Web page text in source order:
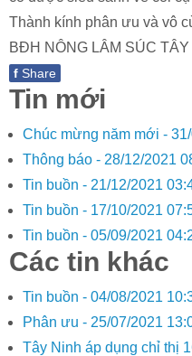
Thành kính phân ưu và vô
BĐH NÔNG LÂM SÚC TÂY
f Share
Tin mới
Chúc mừng năm mới -
Thông báo - 28/12/2021
Tin buồn - 21/12/2021
Tin buồn - 17/10/2021
Tin buồn - 05/09/2021
Các tin khác
Tin buồn - 04/08/2021
Phân ưu - 25/07/2021
Tây Ninh áp dụng chỉ thị